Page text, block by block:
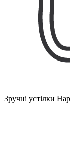
Зручні устілки